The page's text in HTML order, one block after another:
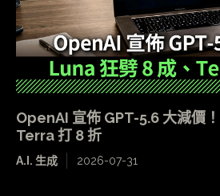
OpenAI 宣佈 GPT-5.6 大減價
Terra 打 8 折
A.I. 生成 2026-07-31